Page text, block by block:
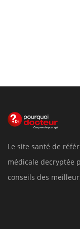
Le site santé de
médicale decryptée
conseils des